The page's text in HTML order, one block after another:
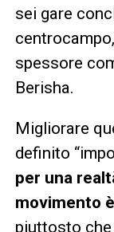
sei gare
spessore
Berisha.
Migliorare
definito
per una
movimento
piuttosto